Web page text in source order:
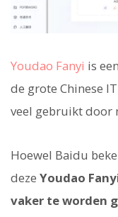
Youdao Fanyi is
de grote Chinese
veel gebruikt door
Hoewel Baidu
deze Youdao
vaker te worden